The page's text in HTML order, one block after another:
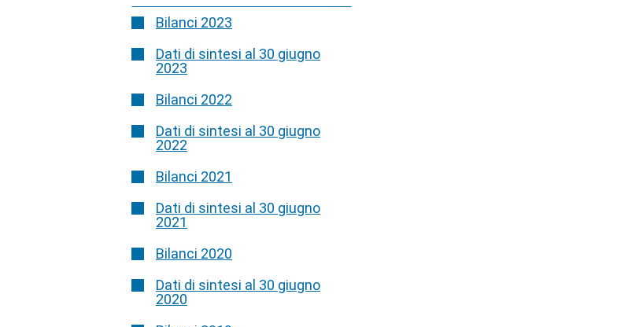
Bilanci 2023
Dati di sintesi al 30 giugno
2023
Bilanci 2022
Dati di sintesi al 30 giugno
2022
Bilanci 2021
Dati di sintesi al 30 giugno
2021
Bilanci 2020
Dati di sintesi al 30 giugno
2020